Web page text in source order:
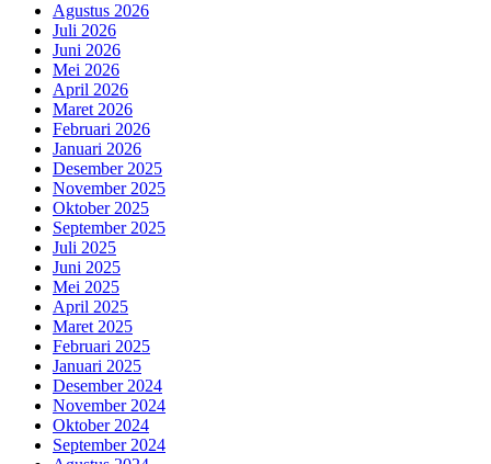
Agustus 2026
Juli 2026
Juni 2026
Mei 2026
April 2026
Maret 2026
Februari 2026
Januari 2026
Desember 2025
November 2025
Oktober 2025
September 2025
Juli 2025
Juni 2025
Mei 2025
April 2025
Maret 2025
Februari 2025
Januari 2025
Desember 2024
November 2024
Oktober 2024
September 2024